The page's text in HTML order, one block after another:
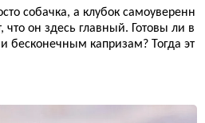
собачка, а клубок самоуверенн
он здесь главный. Готовы ли в
бесконечным капризам? Тогда эт